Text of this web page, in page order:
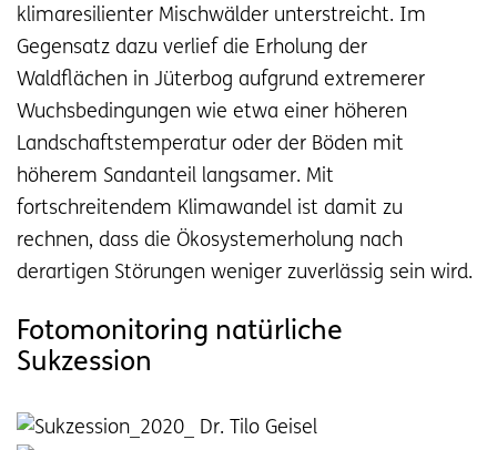
klimaresilienter Mischwälder unterstreicht. Im
Gegensatz dazu verlief die Erholung der
Waldflächen in Jüterbog aufgrund extremerer
Wuchsbedingungen wie etwa einer höheren
Landschaftstemperatur oder der Böden mit
höherem Sandanteil langsamer. Mit
fortschreitendem Klimawandel ist damit zu
rechnen, dass die Ökosystemerholung nach
derartigen Störungen weniger zuverlässig sein wird.
Fotomonitoring natürliche
Sukzession